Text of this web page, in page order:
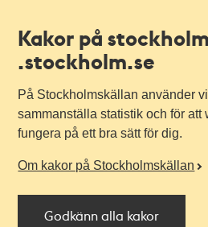
Kakor på
.stockholm.se
På Stockholmskällan använder
sammanställa statistik och för att
fungera på ett bra sätt för dig.
Om kakor på Stockholmskällan
Godkänn alla kakor